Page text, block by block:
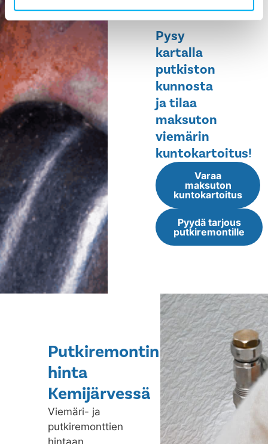
elinikää.
Pysy
kartalla
putkiston
kunnosta
ja tilaa
maksuton
viemärin
kuntokartoitus!
Varaa
maksuton
kuntokartoitus
Pyydä tarjous
putkiremontille
Putkiremontin
hinta
Kemijärvessä
Viemäri- ja
putkiremonttien